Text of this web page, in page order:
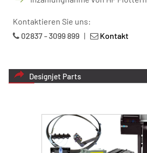
Kontaktieren Sie uns:
02837 - 3099 899 | Kontakt
Designjet Parts